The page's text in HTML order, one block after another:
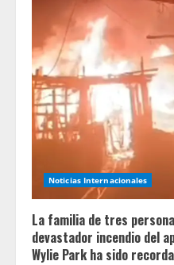
Noticias Internacionales
La familia de tres
devastador incendio del
Wylie Park ha sido